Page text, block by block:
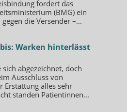
fordert das
(BMG) ein
die Versender –...
Warken hinterlässt
sich abgezeichnet, doch
Ausschluss von
Erstattung alles sehr
standen Patientinnen...